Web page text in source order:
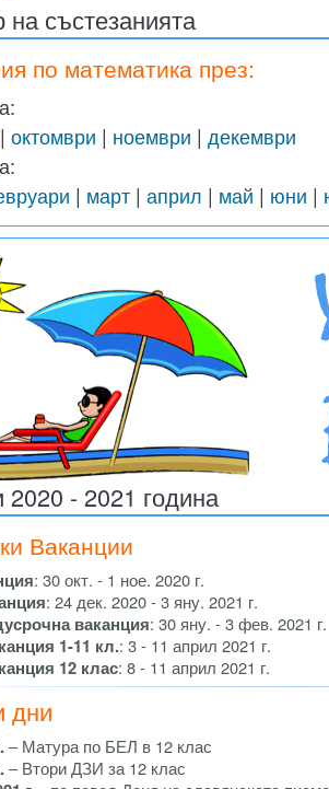
състезанията
по математика през:
| октомври | ноември | декември
| март | април | май | юни |
2020 - 2021 година
Ваканции
: 30 окт. - 1 ное. 2020 г.
: 24 дек. 2020 - 3 яну. 2021 г.
ваканция: 30 яну. - 3 фев. 2021 г.
1-11 кл.: 3 - 11 април 2021 г.
12 клас: 8 - 11 април 2021 г.
дни
– Матура по БЕЛ в 12 клас
– Втори ДЗИ за 12 клас